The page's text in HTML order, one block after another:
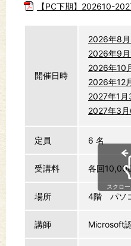
【PC下期】202610-
開催日時
2026年8
2026年9
2026年10
2026年12
2027年1
2027年3
定員 6 名
受講料 各回
場所 4階 パソ
講師 Microsoft
スクロ